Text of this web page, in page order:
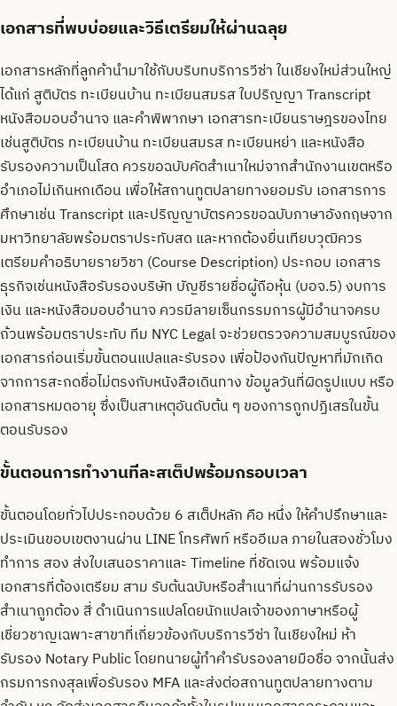
เอกสารที่พบบ่อยและวิธีเตรียมให้ผ่านฉลุย
เอกสารหลักที่ลูกค้านำมาใช้กับบริบทบริการวีซ่า ในเชียงใหม่ส่วนใหญ่
ได้แก่ สูติบัตร ทะเบียนบ้าน ทะเบียนสมรส ใบปริญญา Transcript
หนังสือมอบอำนาจ และคำพิพากษา เอกสารทะเบียนราษฎรของไทย
เช่นสูติบัตร ทะเบียนบ้าน ทะเบียนสมรส ทะเบียนหย่า และหนังสือ
รับรองความเป็นโสด ควรขอฉบับคัดสำเนาใหม่จากสำนักงานเขตหรือ
อำเภอไม่เกินหกเดือน เพื่อให้สถานทูตปลายทางยอมรับ เอกสารการ
ศึกษาเช่น Transcript และปริญญาบัตรควรขอฉบับภาษาอังกฤษจาก
มหาวิทยาลัยพร้อมตราประทับสด และหากต้องยื่นเทียบวุฒิควร
เตรียมคำอธิบายรายวิชา (Course Description) ประกอบ เอกสาร
ธุรกิจเช่นหนังสือรับรองบริษัท บัญชีรายชื่อผู้ถือหุ้น (บอจ.5) งบการ
เงิน และหนังสือมอบอำนาจ ควรมีลายเซ็นกรรมการผู้มีอำนาจครบ
ถ้วนพร้อมตราประทับ ทีม NYC Legal จะช่วยตรวจความสมบูรณ์ของ
เอกสารก่อนเริ่มขั้นตอนแปลและรับรอง เพื่อป้องกันปัญหาที่มักเกิด
จากการสะกดชื่อไม่ตรงกับหนังสือเดินทาง ข้อมูลวันที่ผิดรูปแบบ หรือ
เอกสารหมดอายุ ซึ่งเป็นสาเหตุอันดับต้น ๆ ของการถูกปฏิเสธในขั้น
ตอนรับรอง
ขั้นตอนการทำงานทีละสเต็ปพร้อมกรอบเวลา
ขั้นตอนโดยทั่วไปประกอบด้วย 6 สเต็ปหลัก คือ หนึ่ง ให้คำปรึกษาและ
ประเมินขอบเขตงานผ่าน LINE โทรศัพท์ หรืออีเมล ภายในสองชั่วโมง
ทำการ สอง ส่งใบเสนอราคาและ Timeline ที่ชัดเจน พร้อมแจ้ง
เอกสารที่ต้องเตรียม สาม รับต้นฉบับหรือสำเนาที่ผ่านการรับรอง
สำเนาถูกต้อง สี่ ดำเนินการแปลโดยนักแปลเจ้าของภาษาหรือผู้
เชี่ยวชาญเฉพาะสาขาที่เกี่ยวข้องกับบริการวีซ่า ในเชียงใหม่ ห้า
รับรอง Notary Public โดยทนายผู้ทำคำรับรองลายมือชื่อ จากนั้นส่ง
กรมการกงสุลเพื่อรับรอง MFA และส่งต่อสถานทูตปลายทางตาม